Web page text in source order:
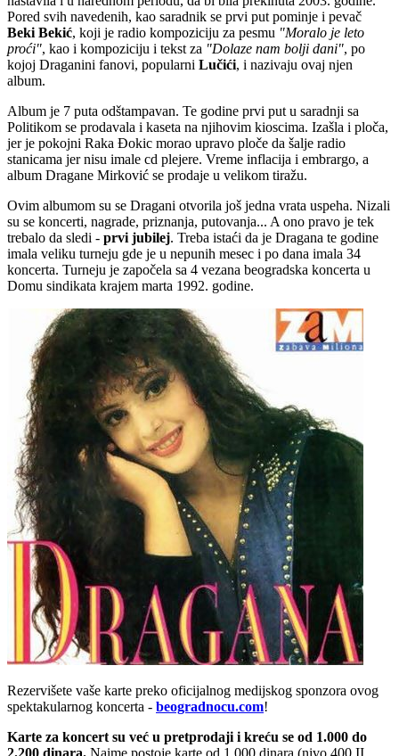
Pored svih navedenih, kao saradnik se prvi put pominje i pevač
Beki Bekić, koji je radio kompoziciju za pesmu "Moralo je leto
proći", kao i kompoziciju i tekst za "Dolaze nam bolji dani", po
kojoj Draganini fanovi, popularni Lučići, i nazivaju ovaj njen
album.
Album je 7 puta odštampavan. Te godine prvi put u saradnji sa
Politikom se prodavala i kaseta na njihovim kioscima. Izašla i ploča,
jer je pokojni Raka Đokic morao upravo ploče da šalje radio
stanicama jer nisu imale cd plejere. Vreme inflacija i embrargo, a
album Dragane Mirković se prodaje u velikom tiražu.
Ovim albumom su se Dragani otvorila još jedna vrata uspeha. Nizali
su se koncerti, nagrade, priznanja, putovanja... A ono pravo je tek
trebalo da sledi - prvi jubilej. Treba istaći da je Dragana te godine
imala veliku turneju gde je u nepunih mesec i po dana imala 34
koncerta. Turneju je započela sa 4 vezana beogradska koncerta u
Domu sindikata krajem marta 1992. godine.
Rezervišete vaše karte preko oficijalnog medijskog sponzora ovog
spektakularnog koncerta - beogradnocu.com!
Karte za koncert su već u pretprodaji i kreću se od 1.000 do
2.200 dinara. Naime postoje karte od 1.000 dinara (nivo 400 II